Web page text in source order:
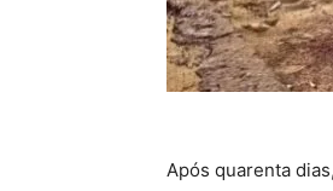
Após quarenta